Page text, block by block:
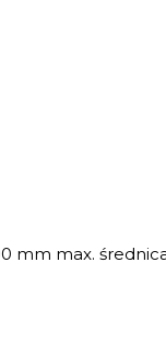
mm max.